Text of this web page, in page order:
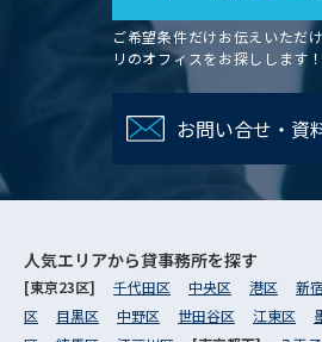
ご希望条件だけお伝えいただ
リのオフィスをお探しします！
お問い合せ・資
人気エリアから貸事務所を探す
[東京23区] 千代田区 中央区 港区 新
区
目黒区 中野区 世田谷区 江東区